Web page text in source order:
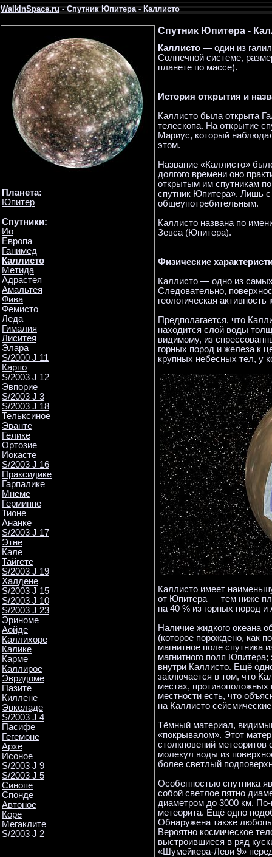
WalkInSpace.ru- Спутник Юпитера - Каллисто
Планета:
Юпитер
Спутники:
Ио
Европа
Ганимед
Каллисто
Метида
Адрастея
Амальтея
Фива
Фемисто
Леда
Гималия
Лиситея
Элара
S/2000 J 11
Карпо
S/2003 J 12
Эвпорие
S/2003 J 3
S/2003 J 18
Тельксиное
Эванте
Гелике
Ортозие
Иокасте
S/2003 J 16
Праксидике
Гарпалике
Мнеме
Гермиппе
Тионе
Ананке
S/2003 J 17
Этне
Кале
Тайгете
S/2003 J 19
Халдене
S/2003 J 15
S/2003 J 10
S/2003 J 23
Эриноме
Аойде
Каллихоре
Калике
Карме
Каллирое
Эвридоме
Пазите
Киллене
Эвкеладе
S/2003 J 4
Пасифе
Гегемоне
Архе
Исоное
S/2003 J 9
S/2003 J 5
Синопе
Спонде
Автоное
Коре
Мегаклите
S/2003 J 2
Спутник Юпитера -
Каллисто — один из
Солнечной системе,
планете по массе).
История открытия и
Каллисто была открыта
телескопа. На открытие
Мариус, который
этом.
Название «Каллисто»
долгого времени оно
открытым им спутникам
спутник Юпитера». Лишь с
общеупотребительным.
Каллисто названа по
Зевса (Юпитера).
Физические
Каллисто — одно из
Следовательно,
геологическая активность
Предполагается, что
находится слой воды
видимому, из
горных пород и железа к
крупных небесных тел, у
Каллисто имеет
от Юпитера — тем ниже
на 40 % из горных пород
Наличие жидкого океана
(которое порождено, как
магнитное поле спутника
магнитного поля
внутри Каллисто. Ещё
заключается в том, что
местах, противоположных
местности есть, что
на Каллисто
Тёмный материал,
«покрывалом». Этот
столкновений метеоритов
молекул воды из
более светлый
Особенностью спутника
собой светлое пятно
диаметром до 3000 км.
метеорита. Ещё одно
Обнаружена также
Вероятно космическое
выстроившиеся в ряд
«Шумейкера-Леви 9»